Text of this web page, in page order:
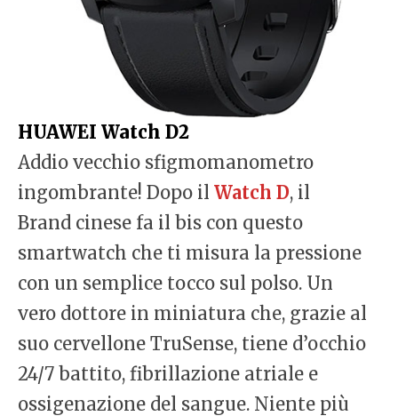
HUAWEI Watch D2
Addio vecchio sfigmomanometro
ingombrante! Dopo il Watch D, il
Brand cinese fa il bis con questo
smartwatch che ti misura la pressione
con un semplice tocco sul polso. Un
vero dottore in miniatura che, grazie al
suo cervellone TruSense, tiene d’occhio
24/7 battito, fibrillazione atriale e
ossigenazione del sangue. Niente più